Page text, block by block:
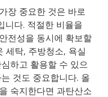
장 중요한 것은 바로
니다. 적절한 비율을
전성을 동시에 확보할
세탁, 주방청소, 욕실
하고 활용할 수 있으
것도 중요합니다. 올
숙지한다면 과탄산소